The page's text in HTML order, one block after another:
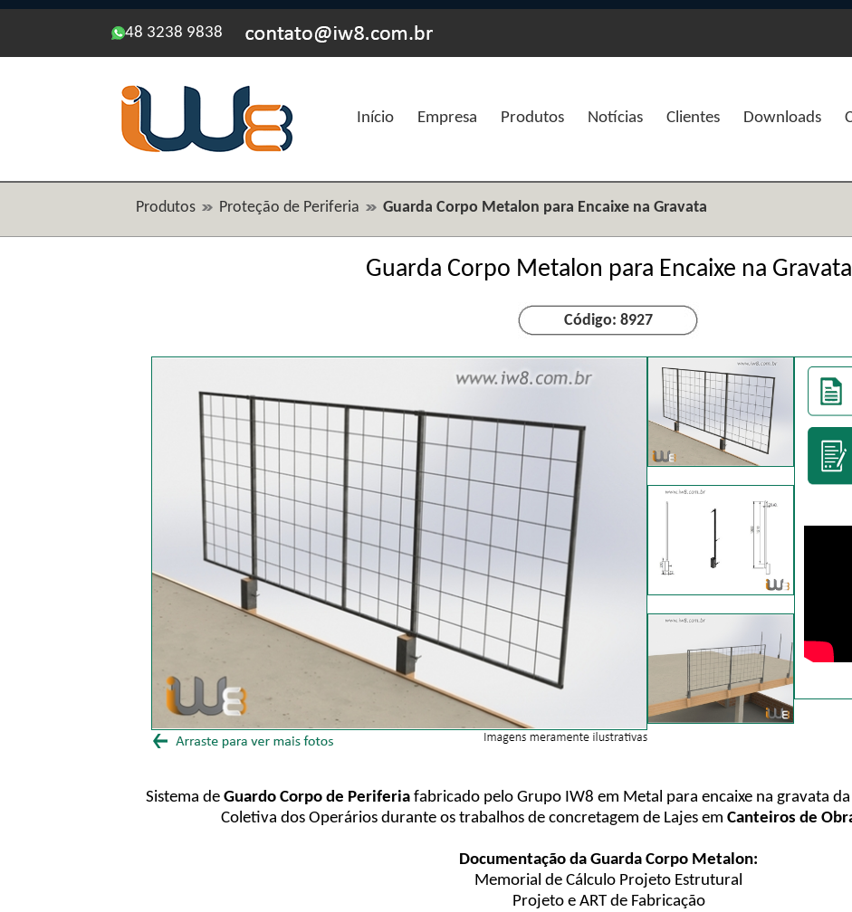
48 3238 9838
Início Empresa Produtos Notícias Clientes Downloads
Produtos Proteção de Periferia Guarda Corpo Metalon para Encaixe na Gravata
Guarda Corpo Metalon para Encaixe na Gravata
Código: 8927
Sistema de Guardo Corpo de Periferia fabricado pelo Grupo IW8 em Metal para encaixe na gravata
Coletiva dos Operários durante os trabalhos de concretagem de Lajes em Canteiros de
Documentação da Guarda Corpo Metalon:
Memorial de Cálculo Projeto Estrutural
Projeto e ART de Fabricação